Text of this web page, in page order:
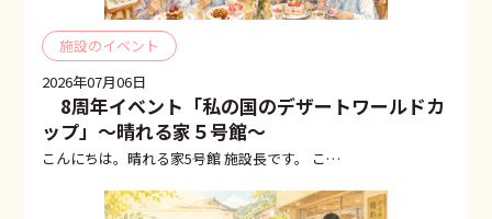
施設のイベント
2026年07月06日
8周年イベント「私の国のデザートワールドカ
ップ」～晴れる家５号館～
こんにちは。晴れる家5号館 施設長です。 こ…